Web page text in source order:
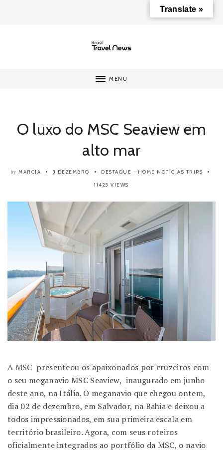
MENU
O luxo do MSC Seaview em
alto mar
by MARCIA 3 DEZEMBRO DESTAQUE - HOME NOTÍCIAS TRIPS
11423 VIEWS
A MSC presenteou os apaixonados por cruzeiros com
o seu meganavio MSC Seaview, inaugurado em junho
deste ano, na Itália. O meganavio que chegou ontem,
dia 02 de dezembro, em Salvador, na Bahia e deixou a
todos impressionados, em sua primeira escala em
território brasileiro. Agora, com seus roteiros
oficialmente integrados ao portfólio da MSC, o navio
Translate »